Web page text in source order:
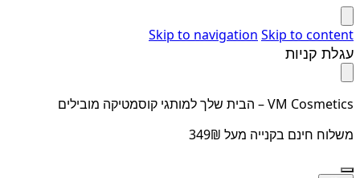
Skip to navigation Skip to content
עגלת קניות
VM Cosmetics – הבית שלך למותגי קוסמטיקה מובילים
משלוח חינם בקנייה מעל 349₪